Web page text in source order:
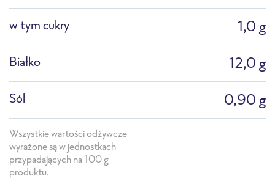
w tym cukry 1,0 g
Białko 12,0 g
Sól 0,90 g
Wszystkie wartości odżywcze
wyrażone są w jednostkach
przypadających na 100 g
produktu.
Profesjonalna mikrofala